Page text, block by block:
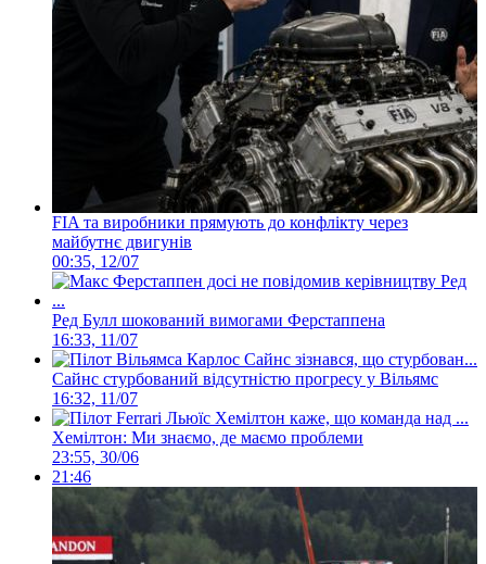
FIA та виробники прямують до конфлікту через
майбутнє двигунів
00:35, 12/07
Ред Булл шокований вимогами Ферстаппена
16:33, 11/07
Сайнс стурбований відсутністю прогресу у Вільямс
16:32, 11/07
Хемілтон: Ми знаємо, де маємо проблеми
23:55, 30/06
21:46